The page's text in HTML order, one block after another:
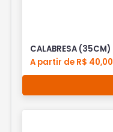
CALABRESA (35CM)
A partir de R$ 40,00